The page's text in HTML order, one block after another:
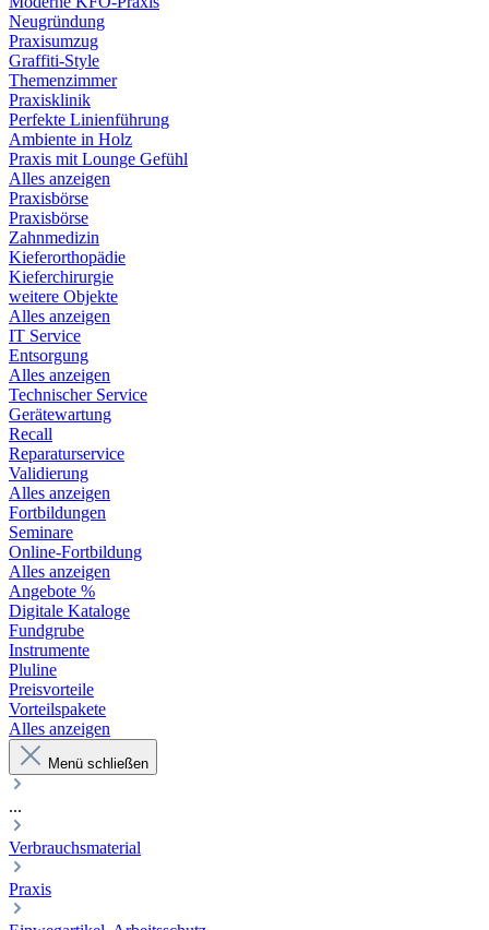
Neugründung
Praxisumzug
Graffiti-Style
Themenzimmer
Praxisklinik
Perfekte Linienführung
Ambiente in Holz
Praxis mit Lounge Gefühl
Alles anzeigen
Praxisbörse
Praxisbörse
Zahnmedizin
Kieferorthopädie
Kieferchirurgie
weitere Objekte
Alles anzeigen
IT Service
Entsorgung
Alles anzeigen
Technischer Service
Gerätewartung
Recall
Reparaturservice
Validierung
Alles anzeigen
Fortbildungen
Seminare
Online-Fortbildung
Alles anzeigen
Angebote %
Digitale Kataloge
Fundgrube
Instrumente
Pluline
Preisvorteile
Vorteilspakete
Alles anzeigen
Menü schließen
...
Verbrauchsmaterial
Praxis